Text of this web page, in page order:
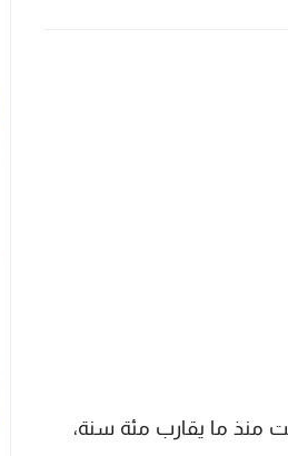
ما يقارب مئة سنة،